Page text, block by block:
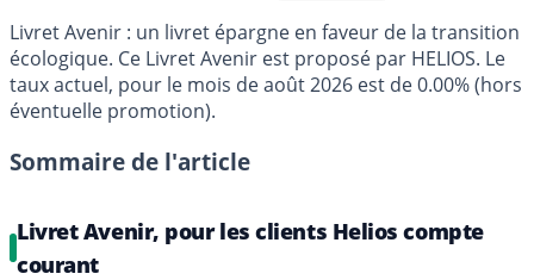
Livret Avenir : un livret épargne en faveur de la transition
écologique. Ce Livret Avenir est proposé par HELIOS. Le
taux actuel, pour le mois de août 2026 est de 0.00% (hors
éventuelle promotion).
Sommaire de l'article
Livret Avenir, pour les clients Helios compte
courant